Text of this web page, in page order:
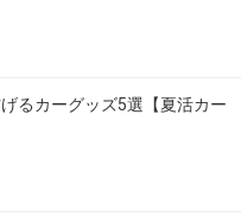
るカーグッズ5選【夏活カー